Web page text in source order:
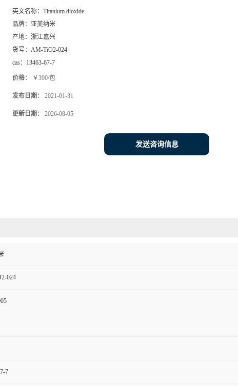
英文名称：
品牌： 亚美纳米
产地： 浙江嘉兴
货号：
价格： ￥390/包
发布日期：
更新日期：
发送咨询信息